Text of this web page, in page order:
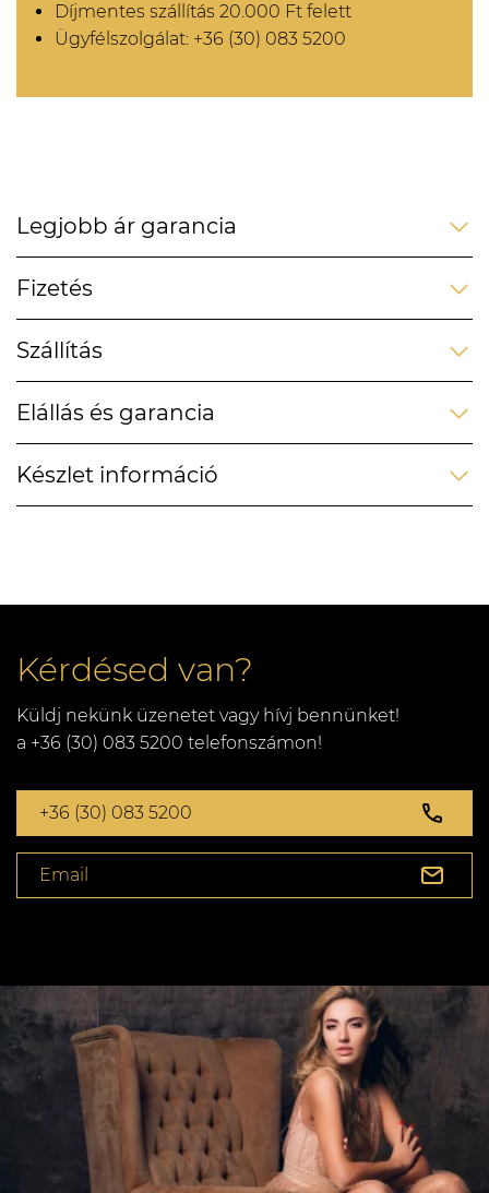
Díjmentes szállítás 20.000 Ft felett
Ügyfélszolgálat: +36 (30) 083 5200
Legjobb ár garancia
Fizetés
Szállítás
Elállás és garancia
Készlet információ
Kérdésed van?
Küldj nekünk üzenetet vagy hívj bennünket!
a +36 (30) 083 5200 telefonszámon!
+36 (30) 083 5200
Email